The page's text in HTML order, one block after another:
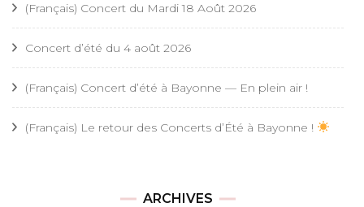
(Français) Concert du Mardi 18 Août 2026
Concert d’été du 4 août 2026
(Français) Concert d’été à Bayonne — En plein air !
(Français) Le retour des Concerts d’Été à Bayonne !
ARCHIVES